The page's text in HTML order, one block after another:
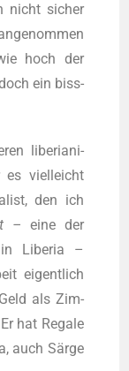
nicht sicher
hoch der
ein biss­
libe­ria­ni­
es viel­leicht
den ich
– eine der
in Libe­ria –
eigent­lich
als Zim­
hat Rega­le
auch Sär­ge